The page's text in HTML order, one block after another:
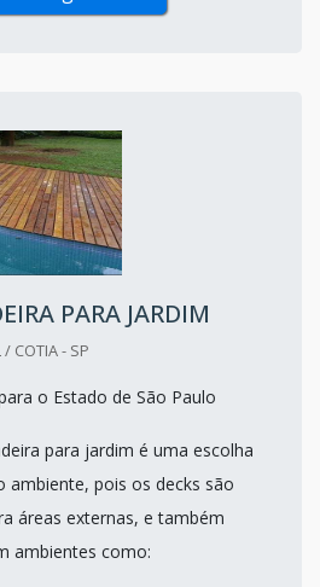
PARA JARDIM
COTIA - SP
o Estado de São Paulo
para jardim é uma escolha
ambiente, pois os decks são
áreas externas, e também
ambientes como: